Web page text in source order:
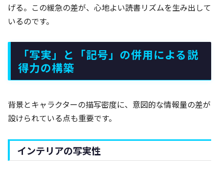
げる。この緩急の差が、心地よい読書リズムを生み出して
いるのです。
「写実」と「記号」の併用による説
得力の構築
背景とキャラクターの描写密度に、意図的な情報量の差が
設けられている点も重要です。
インテリアの写実性